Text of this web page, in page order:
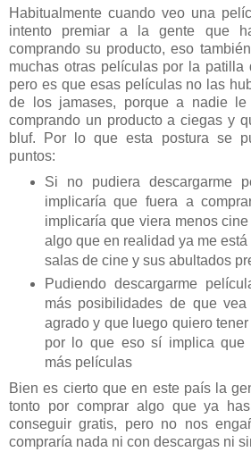
Habitualmente cuando veo una
intento premiar a la gente que
comprando su producto, eso
muchas otras películas por la patilla
pero es que esas películas no las
de los jamases, porque a nadie
comprando un producto a ciegas y
bluf. Por lo que esta postura se
puntos:
Si no pudiera descargarme
implicaría que fuera a
implicaría que viera menos
algo que en realidad ya me
salas de cine y sus abultados
Pudiendo descargarme
más posibilidades de que
agrado y que luego quiero
por lo que eso sí implica que
más películas
Bien es cierto que en este país la
tonto por comprar algo que ya
conseguir gratis, pero no nos
compraría nada ni con descargas ni